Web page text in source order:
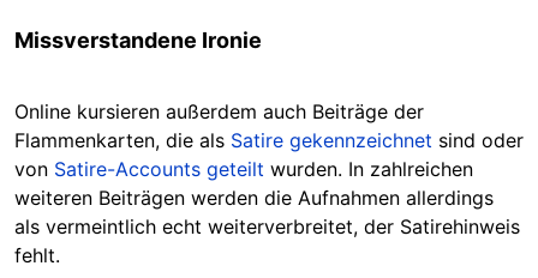
Missverstandene Ironie
Online kursieren außerdem auch Beiträge der
Flammenkarten, die als Satire gekennzeichnet sind oder
von Satire-Accounts geteilt wurden. In zahlreichen
weiteren Beiträgen werden die Aufnahmen allerdings
als vermeintlich echt weiterverbreitet, der Satirehinweis
fehlt.